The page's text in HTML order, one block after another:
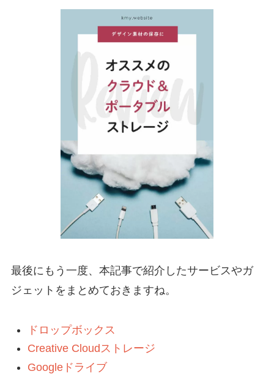
最後にもう一度、本記事で紹介したサービスやガ
ジェットをまとめておきますね。
ドロップボックス
Creative Cloudストレージ
Googleドライブ